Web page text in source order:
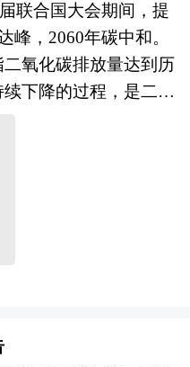
务院发展研究中心、
中心、中国经济景气
及国内外多种相关报
料。本报告对国内外
况进行了深入透彻地
技术现状、供需形势
内外重点企业、行业
报告还对芭蕾舞培训
讨，是芭蕾舞培训机
究机构准确了解目前
舞培训机构行业发展
联合国大会期间，提
峰，2060年碳中和。
氧化碳排放量达到历
下降的过程，是二氧
点。而碳达峰这是指
测算在一定时间内直
总量，然后通过植物
抵消自身产生的二氧
零排放”。 碳中和的提
上节能减排，为此能
须加快形成节约资源
碳的高质量发展道